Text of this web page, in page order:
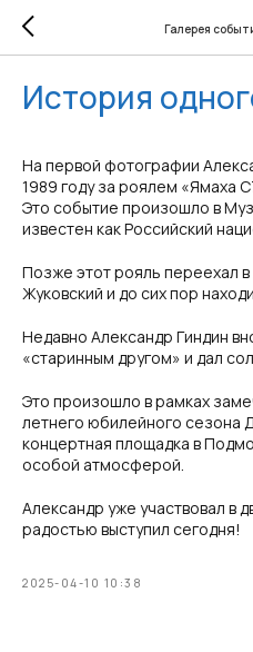
Галерея
История
На первой фотографии
1989 году за роялем «Ямаха
Это событие произошло в
известен как Российский
Позже этот рояль переехал
Жуковский и до сих пор
Недавно Александр Гиндин
«старинным другом» и дал
Это произошло в рамках
летнего юбилейного сезона
концертная площадка в
особой атмосферой.
Александр уже участвовал в
радостью выступил сегодня!
2025-04-10 10:38